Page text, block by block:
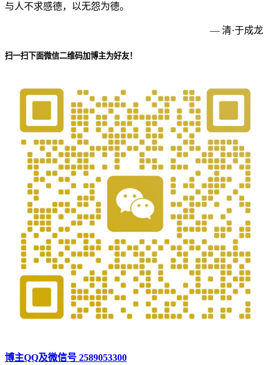
与人不求感德，以无怨为德。
— 清·于成龙
扫一扫下面微信二维码加博主为好友！
博主QQ及微信号 2589053300